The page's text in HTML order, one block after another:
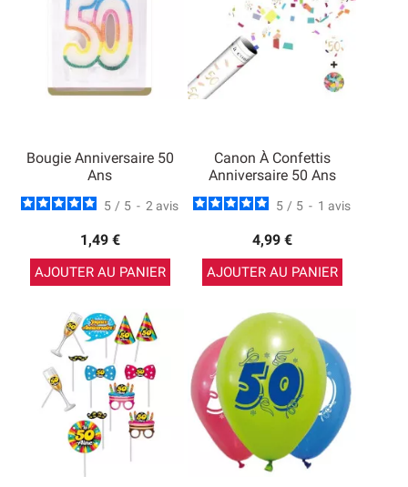
Bougie Anniversaire 50
Ans
5 / 5 - 2 avis
1,49 €
AJOUTER AU PANIER
Canon À Confettis
Anniversaire 50 Ans
5 / 5 - 1 avis
4,99 €
AJOUTER AU PANIER